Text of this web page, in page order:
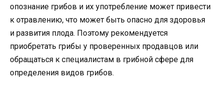
опознание грибов и их употребление может привести
к отравлению, что может быть опасно для здоровья
и развития плода. Поэтому рекомендуется
приобретать грибы у проверенных продавцов или
обращаться к специалистам в грибной сфере для
определения видов грибов.